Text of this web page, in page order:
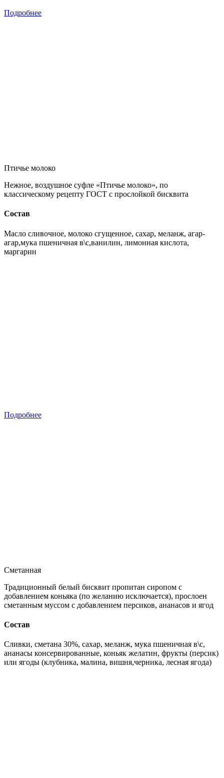
Подробнее
Птичье молоко
Нежное, воздушное суфле «Птичье молоко», по
классическому рецепту ГОСТ с прослойкой бисквита
Состав
Масло сливочное, молоко сгущенное, сахар, меланж, агар-
агар,мука пшеничная в\с,ванилин, лимонная кислота,
маргарин
Подробнее
Сметанная
Традиционный белый бисквит пропитан сиропом с
добавлением коньяка (по желанию исключается), прослоен
сметанным муссом с добавлением персиков, ананасов и ягод
Состав
Сливки, сметана 30%, сахар, меланж, мука пшеничная в\с,
ананасы консервированные, коньяк желатин, фрукты (персик)
или ягоды (клубника, малина, вишня,черника, лесная ягода)